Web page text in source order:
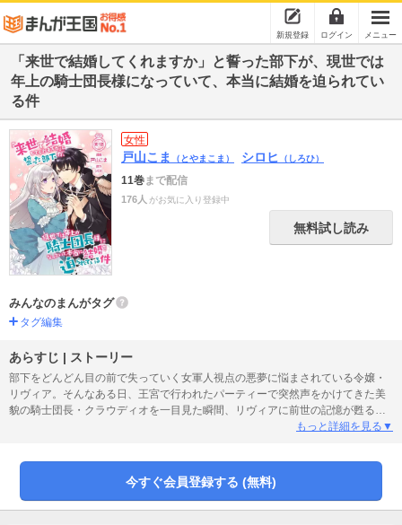
新規登録 ログイン メニュー
「来世で結婚してくれますか」と誓った部下が、現世では
年上の騎士団長様になっていて、本当に結婚を迫られてい
る件
女性
戸山こま （とやまこま） シロヒ （しろひ）
11巻まで配信
176人 がお気に入り登録中
無料試し読み
みんなのまんがタグ
タグ編集
あらすじ | ストーリー
部下をどんどん目の前で失っていく女軍人視点の悪夢に悩まされている令嬢・
リヴィア。そんなある日、王宮で行われたパーティーで突然声をかけてきた美
貌の騎士団長・クラウディオを一目見た瞬間、リヴィアに前世の記憶が甦る。
なんとリヴィアとクラウディオの前世は、死に際に来世での結婚を誓った女軍
ら始まる婚約攻防（？）溺愛ラブコメディ！
もっと詳細を見る▼
今すぐ会員登録する (無料)